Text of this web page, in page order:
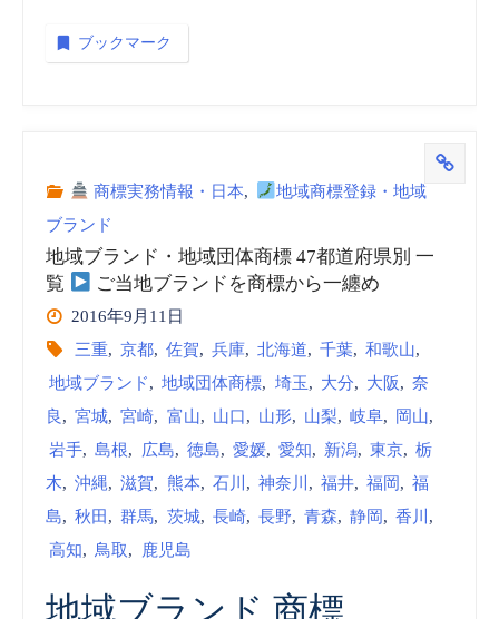
ブックマーク
商標実務情報・日本,
地域商標登録・地域
ブランド
地域ブランド・地域団体商標 47都道府県別 一
覧
ご当地ブランドを商標から一纏め
2016年9月11日
三重, 京都, 佐賀, 兵庫, 北海道, 千葉, 和歌山,
地域ブランド, 地域団体商標, 埼玉, 大分, 大阪, 奈
良, 宮城, 宮崎, 富山, 山口, 山形, 山梨, 岐阜, 岡山,
岩手, 島根, 広島, 徳島, 愛媛, 愛知, 新潟, 東京, 栃
木, 沖縄, 滋賀, 熊本, 石川 , 神奈川 , 福井, 福岡, 福
島, 秋田, 群馬, 茨城, 長崎, 長野, 青森, 静岡, 香川 ,
高知, 鳥取, 鹿児島
地域ブランド 商標